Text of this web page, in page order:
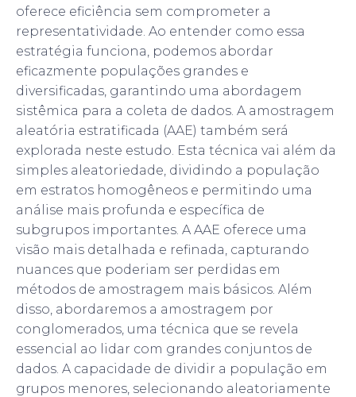
oferece eficiência sem comprometer a
representatividade. Ao entender como essa
estratégia funciona, podemos abordar
eficazmente populações grandes e
diversificadas, garantindo uma abordagem
sistêmica para a coleta de dados. A amostragem
aleatória estratificada (AAE) também será
explorada neste estudo. Esta técnica vai além da
simples aleatoriedade, dividindo a população
em estratos homogêneos e permitindo uma
análise mais profunda e específica de
subgrupos importantes. A AAE oferece uma
visão mais detalhada e refinada, capturando
nuances que poderiam ser perdidas em
métodos de amostragem mais básicos. Além
disso, abordaremos a amostragem por
conglomerados, uma técnica que se revela
essencial ao lidar com grandes conjuntos de
dados. A capacidade de dividir a população em
grupos menores, selecionando aleatoriamente